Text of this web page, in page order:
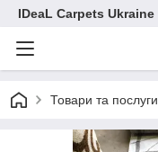
IDeaL Carpets Ukraine
Товари та послуги